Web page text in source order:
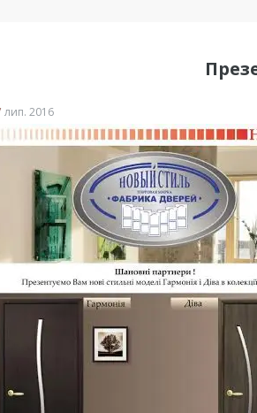
лип. 2016